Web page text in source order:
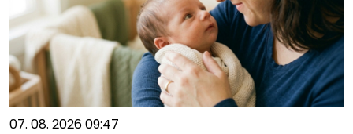
07. 08. 2026 09:47